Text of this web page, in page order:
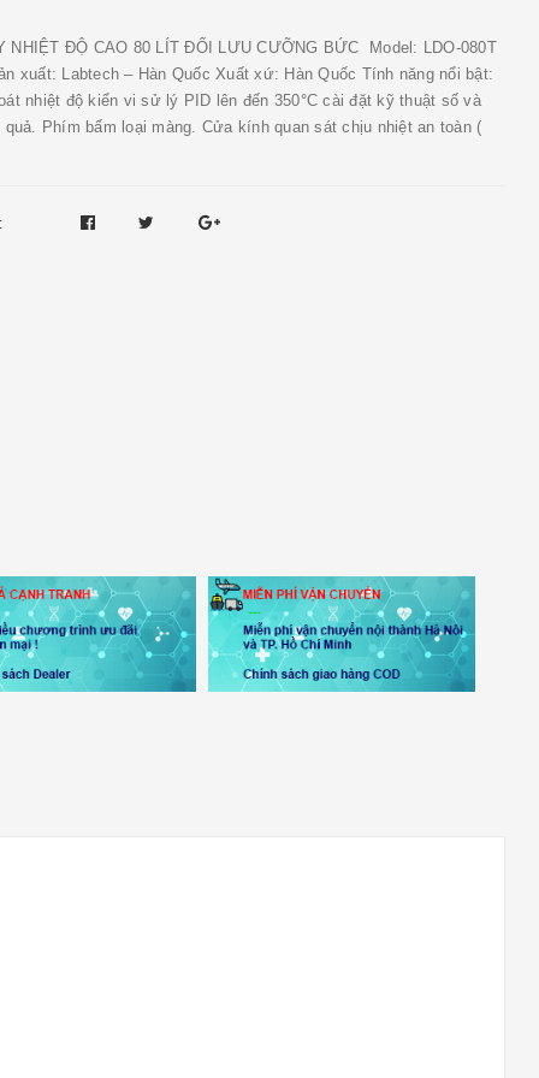
NHIỆT ĐỘ CAO 80 LÍT ĐỐI LƯU CƯỠNG BỨC Model: LDO-080T
xuất: Labtech – Hàn Quốc Xuất xứ: Hàn Quốc Tính năng nổi bật:
nhiệt độ kiển vi sử lý PID lên đến 350°C cài đặt kỹ thuật số và
quả. Phím bấm loại màng. Cửa kính quan sát chịu nhiệt an toàn (